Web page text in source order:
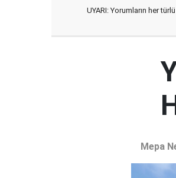
UYARI: Yorumların her
Mepa